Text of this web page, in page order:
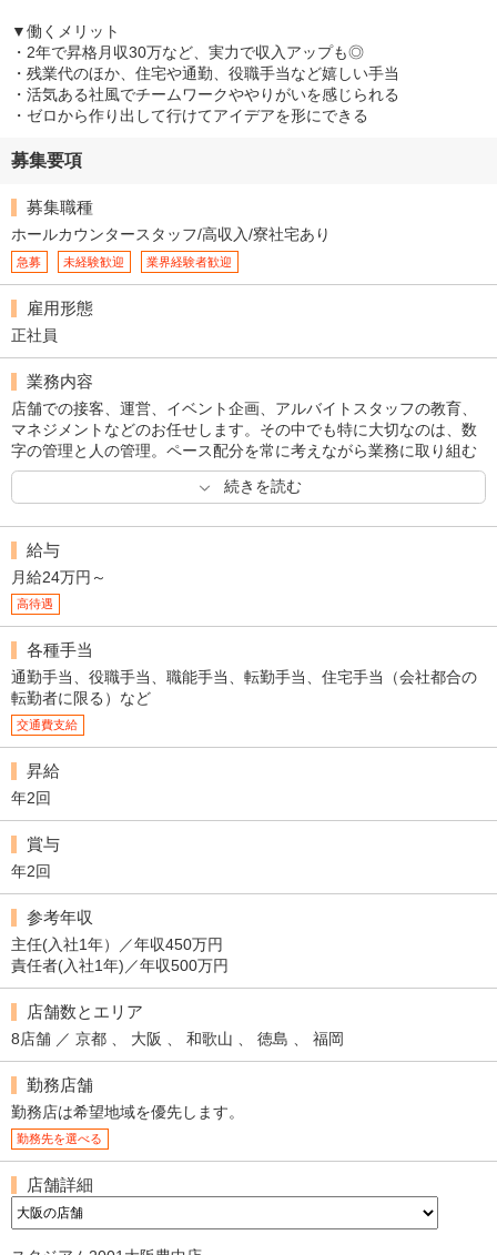
▼働くメリット
・2年で昇格月収30万など、実力で収入アップも◎
・残業代のほか、住宅や通勤、役職手当など嬉しい手当
・活気ある社風でチームワークややりがいを感じられる
・ゼロから作り出して行けてアイデアを形にできる
募集要項
募集職種
ホールカウンタースタッフ/高収入/寮社宅あり
急募 未経験歓迎 業界経験者歓迎
雇用形態
正社員
業務内容
店舗での接客、運営、イベント企画、アルバイトスタッフの教育、
マネジメントなどのお任せします。その中でも特に大切なのは、数
字の管理と人の管理。ペース配分を常に考えながら業務に取り組む
ことが重要となってきます。また、充実した研修制度もありますの
で未経験の方でも安心です。
続きを読む
給与
月給24万円～
高待遇
各種手当
通勤手当、役職手当、職能手当、転勤手当、住宅手当（会社都合の
転勤者に限る）など
交通費支給
昇給
年2回
賞与
年2回
参考年収
主任(入社1年）／年収450万円
責任者(入社1年)／年収500万円
店舗数とエリア
8店舗 ／ 京都 、 大阪 、 和歌山 、 徳島 、 福岡
勤務店舗
勤務店は希望地域を優先します。
勤務先を選べる
店舗詳細